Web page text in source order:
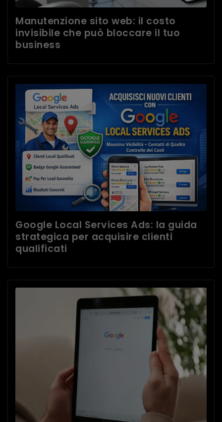
Manutenzione sito web: il costo
invisibile che può bloccare il tuo
business
Google Local Services Ads: la guida
strategica per acquisire clienti
qualificati